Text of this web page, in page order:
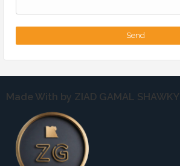
Made With by ZIAD GAMAL SHAWKY